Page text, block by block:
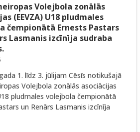
Volejbola zonālās
(EEVZA) U18 pludmales
čempionātā Ernests Pastars
Lasmanis izcīnīja sudraba
1. līdz 3. jūlijam Cēsīs notikušajā
Volejbola zonālās asociācijas
pludmales volejbola čempionātā
un Renārs Lasmanis izcīnīja